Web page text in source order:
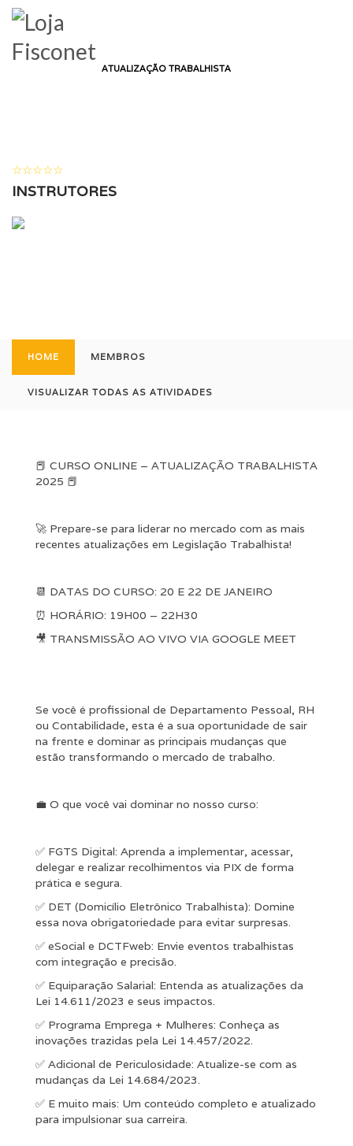
ATUALIZAÇÃO TRABALHISTA
INSTRUTORES
HOME MEMBROS
VISUALIZAR TODAS AS ATIVIDADES
📕 CURSO ONLINE – ATUALIZAÇÃO TRABALHISTA
2025 📕
🚀 Prepare-se para liderar no mercado com as mais
recentes atualizações em Legislação Trabalhista!
📆 DATAS DO CURSO: 20 E 22 DE JANEIRO
⏰ HORÁRIO: 19H00 – 22H30
🎥 TRANSMISSÃO AO VIVO VIA GOOGLE MEET
Se você é profissional de Departamento Pessoal, RH
ou Contabilidade, esta é a sua oportunidade de sair
na frente e dominar as principais mudanças que
estão transformando o mercado de trabalho.
💼 O que você vai dominar no nosso curso:
✅ FGTS Digital: Aprenda a implementar, acessar,
delegar e realizar recolhimentos via PIX de forma
prática e segura.
✅ DET (Domicílio Eletrônico Trabalhista): Domine
essa nova obrigatoriedade para evitar surpresas.
✅ eSocial e DCTFweb: Envie eventos trabalhistas
com integração e precisão.
✅ Equiparação Salarial: Entenda as atualizações da
Lei 14.611/2023 e seus impactos.
✅ Programa Emprega + Mulheres: Conheça as
inovações trazidas pela Lei 14.457/2022.
✅ Adicional de Periculosidade: Atualize-se com as
mudanças da Lei 14.684/2023.
✅ E muito mais: Um conteúdo completo e atualizado
para impulsionar sua carreira.